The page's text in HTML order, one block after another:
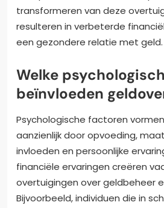
transformeren van deze
resulteren in verbeterde
een gezondere relatie met geld.
Welke
beïnvloeden
Psychologische factoren
aanzienlijk door opvoeding,
invloeden en persoonlijke
financiële ervaringen creëren
overtuigingen over geldbeheer
Bijvoorbeeld, individuen die in